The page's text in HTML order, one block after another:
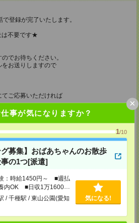
事が気になりますか？
1/10
グ募集】おばあちゃんのお散歩
の1つ[派遣]
：時給1450円～ ■週払
内OK ■日収1万1600円
/ 千種駅 / 東山公園(愛知
気になる!
×
登録が完了いたします。
は不要です★
でお待ちください。
お送りしますので
ご応募いただければ
お願いします
ジ作成をいただいた旨をお伝えください。
ュー